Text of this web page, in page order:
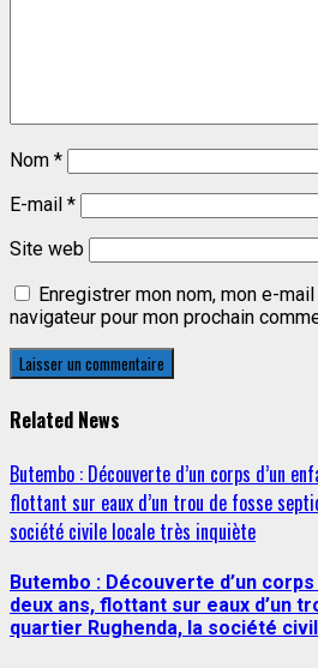
Nom *
E-mail *
Site web
Enregistrer mon nom, mon e-
navigateur pour mon prochain
Related News
Butembo : Découverte d’un corps d’un
flottant sur eaux d’un trou de fosse
société civile locale très inquiète
Butembo : Découverte d’un corps
deux ans, flottant sur eaux d’un
quartier Rughenda, la société